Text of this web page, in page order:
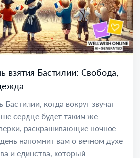
взятия Бастилии: Свобода,
Бастилии, когда вокруг звучат
сердце будет таким же
раскрашивающие ночное
напомнит вам о вечном духе
и единства, который